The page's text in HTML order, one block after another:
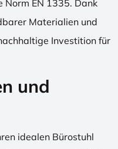
Norm EN 1335. Dank
Materialien und
Investition für
und
idealen Bürostuhl